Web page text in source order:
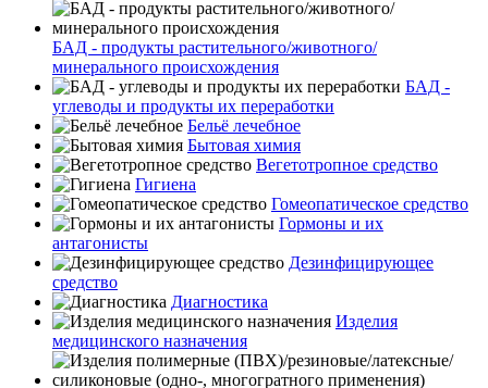
БАД - продукты растительного/животного/
минерального происхождения
БАД -
углеводы и продукты их переработки
Бельё лечебное
Бытовая химия
Вегетотропное средство
Гигиена
Гомеопатическое средство
Гормоны и их
антагонисты
Дезинфицирующее
средство
Диагностика
Изделия
медицинского назначения